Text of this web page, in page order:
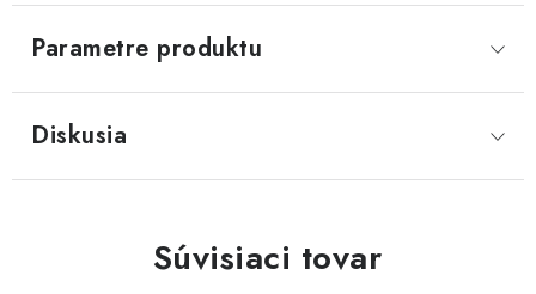
Parametre produktu
Diskusia
Súvisiaci tovar